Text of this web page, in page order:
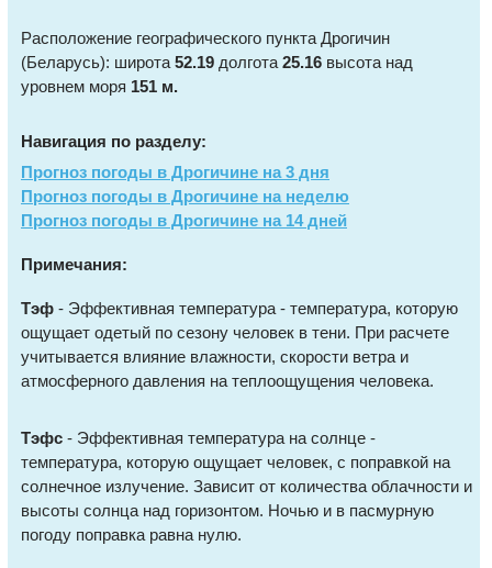
Расположение географического пункта Дрогичин
(Беларусь): широта 52.19 долгота 25.16 высота над
уровнем моря 151 м.
Навигация по разделу:
Прогноз погоды в Дрогичине на 3 дня
Прогноз погоды в Дрогичине на неделю
Прогноз погоды в Дрогичине на 14 дней
Примечания:
Тэф - Эффективная температура - температура, которую
ощущает одетый по сезону человек в тени. При расчете
учитывается влияние влажности, скорости ветра и
атмосферного давления на теплоощущения человека.
Тэфс - Эффективная температура на солнце -
температура, которую ощущает человек, с поправкой на
солнечное излучение. Зависит от количества облачности и
высоты солнца над горизонтом. Ночью и в пасмурную
погоду поправка равна нулю.